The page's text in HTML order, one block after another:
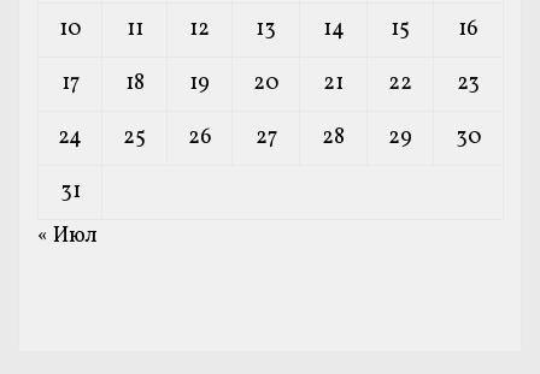
10
11 12 13 14 15
16
17
18 19 20 21 22
23
24
25 26 27 28 29
30
31
« Июл